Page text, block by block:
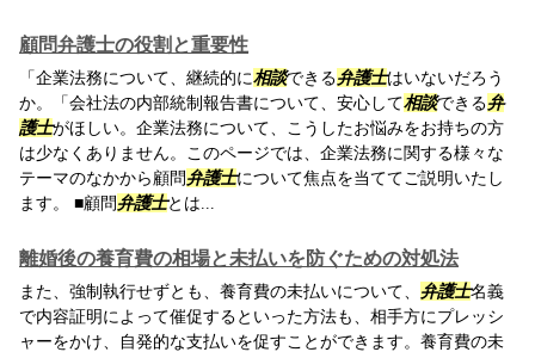
顧問弁護士の役割と重要性
「企業法務について、継続的に相談できる弁護士はいないだろう
か。「会社法の内部統制報告書について、安心して相談できる弁
護士がほしい。企業法務について、こうしたお悩みをお持ちの方
は少なくありません。このページでは、企業法務に関する様々な
テーマのなかから顧問弁護士について焦点を当ててご説明いたし
ます。 ■顧問弁護士とは...
離婚後の養育費の相場と未払いを防ぐための対処法
また、強制執行せずとも、養育費の未払いについて、 弁護士名義
で内容証明によって催促するといった方法も、相手方にプレッシ
ャーをかけ、自発的な支払いを促すことができます。養育費の未